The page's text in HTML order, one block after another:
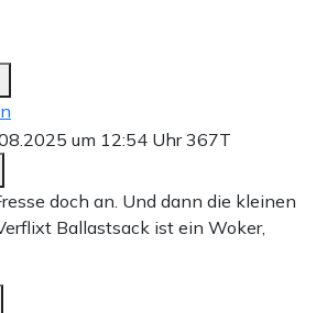
um 12:54 Uhr367T
doch an. Und dann die kleinen
Ballastsack ist ein Woker,